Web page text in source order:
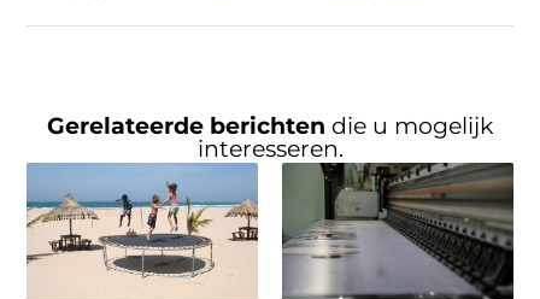
Gerelateerde berichten die u mogelijk
interesseren.